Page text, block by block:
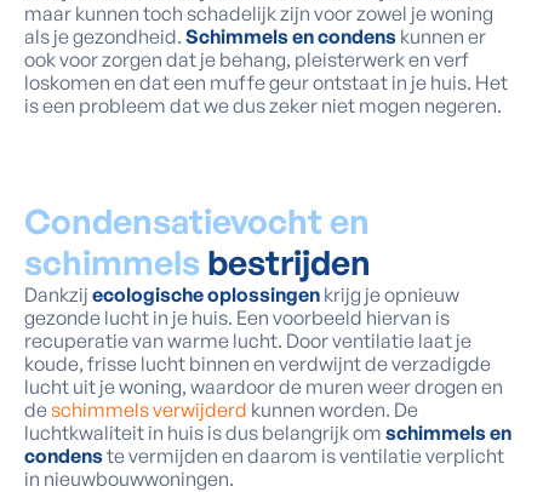
maar kunnen toch schadelijk zijn voor zowel je woning
als je gezondheid. Schimmels en condens kunnen er
ook voor zorgen dat je behang, pleisterwerk en verf
loskomen en dat een muffe geur ontstaat in je huis. Het
is een probleem dat we dus zeker niet mogen negeren.
Condensatievocht en
schimmels bestrijden
Dankzij ecologische oplossingen krijg je opnieuw
gezonde lucht in je huis. Een voorbeeld hiervan is
recuperatie van warme lucht. Door ventilatie laat je
koude, frisse lucht binnen en verdwijnt de verzadigde
lucht uit je woning, waardoor de muren weer drogen en
deschimmels verwijderd kunnen worden. De
luchtkwaliteit in huis is dus belangrijk om schimmels en
condenste vermijden en daarom is ventilatie verplicht
in nieuwbouwwoningen.